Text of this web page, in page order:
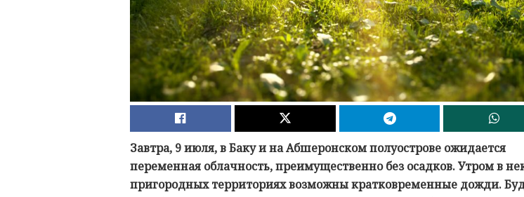
Завтра, 9 июля, в Баку и на Абшеронском полуострове ожидается
переменная облачность, преимущественно без осадков. Утром в
пригородных территориях возможны кратковременные дожди.